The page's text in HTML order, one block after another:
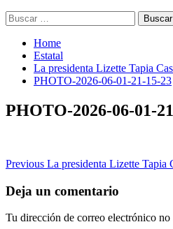
Buscar:
Home
Estatal
La presidenta Lizette Tapia
PHOTO-2026-06-01-21-15-23
PHOTO-2026-06-01-
Post
navigation
Previous La presidenta Lizette Tapia
Deja un comentario
Tu dirección de correo electrónico no